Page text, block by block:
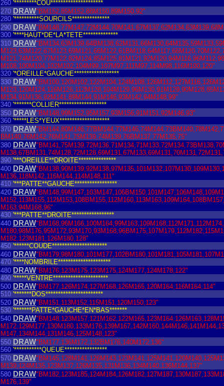
260 '*********COU*********************
270 DRAW"BM152,85M152,88M150,89M150,92"
280 '**********SOURCILS***************
290 DRAW
300 '****HAUT*DE*LA*TETE**************
310 DRAW
M121,74M120,77M122,82M124,85M125,81M121,92M120,94M116,96M112,98
M108,100M104,102M102,104M99,107M97,111M97,114M98,116M100,120"
320 '*OREILLE*GAUCHE******************
330 DRAW
M134,91M136,92M141,89M144,91M146,93M142,94M148,99"
340 '*******COLLIER*******************
350 DRAW"BM148,99M152,95M157,93M156,91M151,92M146,93"
360 '*****LES*YEUX********************
370 DRAW
BM140,76M142,76M141,75M139,74M139,76BM137,77M135,75"
380 DRAW
390 '***OREILLE**DROITE***************
400 DRAW
M136,118M142,116M144,114M148,111"
410 '***PATTE**GAUCHE*****************
420 DRAW
M163,94M168,96"
430 '***PATTE**DROITE*****************
440 DRAW
M182,123M181,126M180,128"
450 '******COUDE**********************
460 DRAW
470 '****NOMBRILE*********************
480 DRAW"BM176,123M175,123M175,124M177,124M178,122"
490 '*****VENTRE**********************
500 DRAW"BM177,126M174,127M168,126M165,120M164,116M164,114"
510 '*******DOS***********************
520 DRAW"BM151,113M152,115M151,120M150,123"
530 '*******PATTE*GAUCHE*EN*BAS*******
540 DRAW
M147,134M144,131M146,125M148,123"
550 DRAW"BM177,136M172,132BM176,140M172,136"
560 '***********QUEUE*****************
570 DRAW
M139,124M135,123M137,126M135,131M136,134M140,136M144,137"
580 DRAW
M176,139"